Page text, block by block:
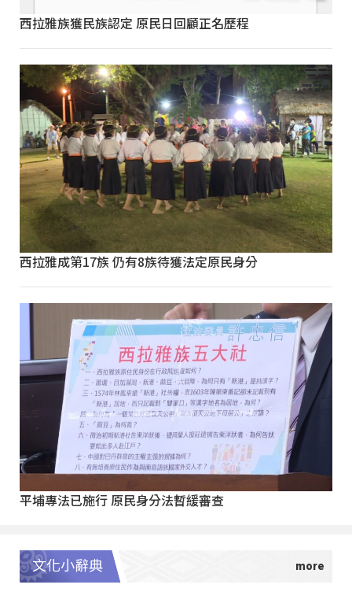
西拉雅族獲民族認定 原民日回顧正名歷程
西拉雅成第17族 仍有8族待獲法定原民身分
平埔專法已施行 原民身分法暫緩審查
文化小辭典